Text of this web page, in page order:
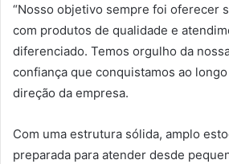
“Nosso objetivo sempre foi oferecer
com produtos de qualidade e
diferenciado. Temos orgulho da
confiança que conquistamos ao longo
direção da empresa.
Com uma estrutura sólida, amplo
preparada para atender desde